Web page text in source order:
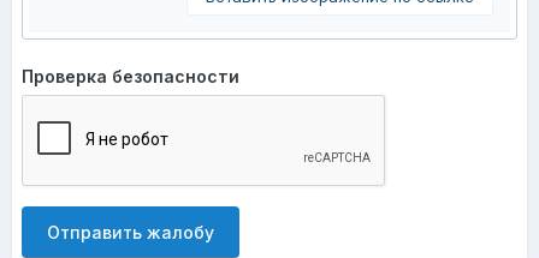
Проверка безопасности
Отправить жалобу